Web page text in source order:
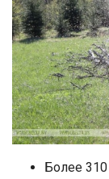
Более